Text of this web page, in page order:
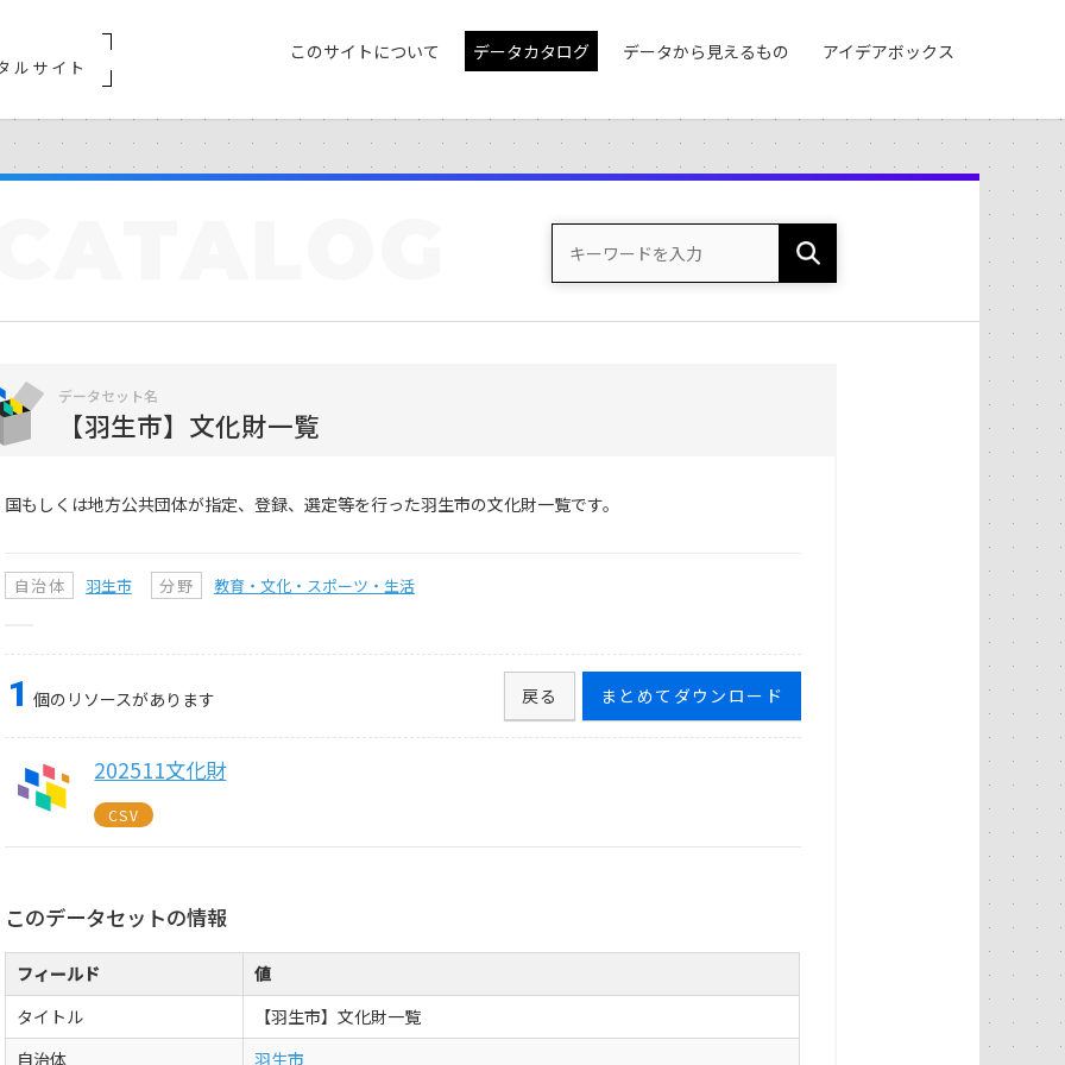
ルサイト
このサイトについて データカタログ データから見えるもの アイデアボックス
データセット名
【羽生市】文化財一覧
国もしくは地方公共団体が指定、登録、選定等を行った羽生市の文化財一覧です。
自治体 羽生市 分野 教育・文化・スポーツ・生活
1 個のリソースがあります まとめてダウンロード
戻る
202511文化財
CSV
このデータセットの情報
フィールド
値
タイトル
【羽生市】文化財一覧
自治体
羽生市